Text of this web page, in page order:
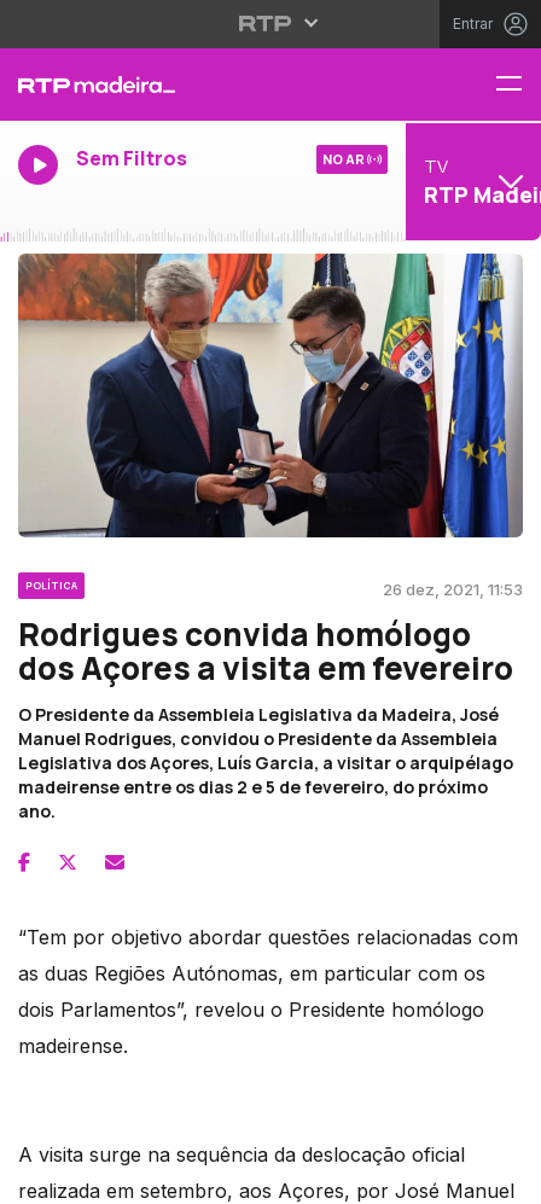
Entrar
Sem Filtros NO AR TV
RTP
POLÍTICA 26 dez, 2021, 11:53
Rodrigues convida homólogo
dos Açores a visita em fevereiro
O Presidente da Assembleia Legislativa da Madeira, José
Manuel Rodrigues, convidou o Presidente da Assembleia
Legislativa dos Açores, Luís Garcia, a visitar o arquipélago
madeirense entre os dias 2 e 5 de fevereiro, do próximo
ano.
“Tem por objetivo abordar questões relacionadas com
as duas Regiões Autónomas, em particular com os
dois Parlamentos”, revelou o Presidente homólogo
madeirense.
A visita surge na sequência da deslocação oficial
realizada em setembro, aos Açores, por José Manuel